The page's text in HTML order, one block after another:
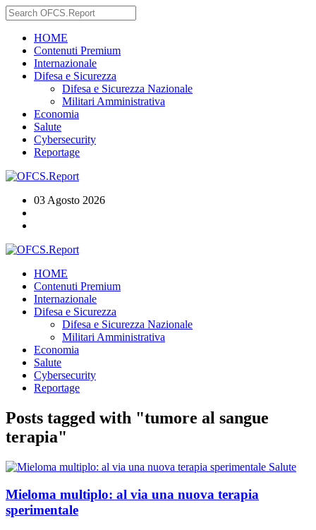
HOME
Contenuti Premium
Internazionale
Difesa e Sicurezza
Difesa e Sicurezza Nazionale
Militari Amministrativa
Economia
Salute
Cybersecurity
Reportage
03 Agosto 2026
HOME
Contenuti Premium
Internazionale
Difesa e Sicurezza
Difesa e Sicurezza Nazionale
Militari Amministrativa
Economia
Salute
Cybersecurity
Reportage
Posts tagged with "tumore al sangue
terapia"
Salute
Mieloma multiplo: al via una nuova terapia
sperimentale